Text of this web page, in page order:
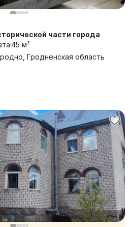
части города
45 м²
Гродненская область